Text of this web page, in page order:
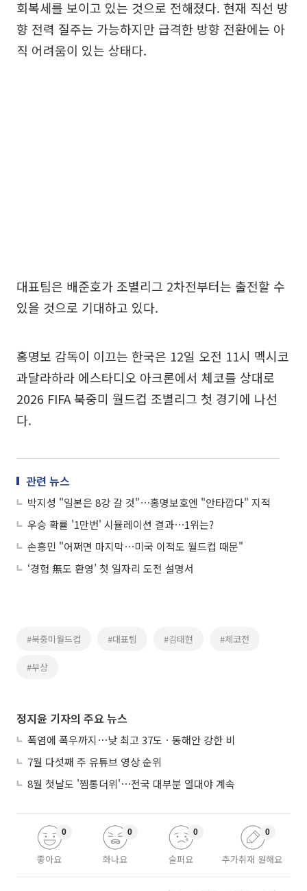
회복세를 보이고 있는 것으로 전해졌다. 현재 직선 방
향 전력 질주는 가능하지만 급격한 방향 전환에는 아
직 어려움이 있는 상태다.
대표팀은 배준호가 조별리그 2차전부터는 출전할 수
있을 것으로 기대하고 있다.
홍명보 감독이 이끄는 한국은 12일 오전 11시 멕시코
과달라하라 에스타디오 아크론에서 체코를 상대로
2026 FIFA 북중미 월드컵 조별리그 첫 경기에 나선
다.
관련 뉴스
박지성 "일본은 8강 갈 것"⋯홍명보호엔 "안타깝다" 지적
우승 확률 '1만번' 시뮬레이션 결과⋯1위는?
손흥민 "어쩌면 마지막⋯미국 이적도 월드컵 때문"
‘경험 無도 환영’ 첫 일자리 도전 설명서
#북중미월드컵 #대표팀 #김태현 #체코전
#부상
정지윤 기자의 주요 뉴스
폭염에 폭우까지⋯낮 최고 37도ㆍ동해안 강한 비
7월 다섯째 주 유튜브 영상 순위
8월 첫날도 '찜통더위'⋯전국 대부분 열대야 계속
좋아요
0
화나요
0
슬퍼요
0
추가취재 원해요
0